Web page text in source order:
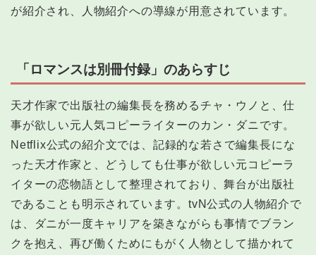
が紹介され、人物紹介への導線が用意されています。
「ロマンスは別冊付録」のあらすじ
天才作家で出版社の編集長を務めるチャ・ウノと、仕
事が欲しい元人気コピーライターのカン・ダニです。
Netflix公式の紹介文では、記録的な若さで編集長にな
った天才作家と、どうしても仕事が欲しい元コピーラ
イターの恋物語として整理されており、舞台が出版社
であることも明示されています。tvN公式の人物紹介で
は、ダニが一度キャリアを築きながらも事情でブラン
クを抱え、再び働くためにもがく人物として描かれて